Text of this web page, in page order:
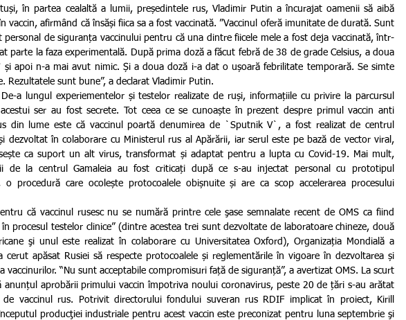
vaccin, afirmând că însăși fiica sa a fost vaccinată. ”Vaccinul oferă imunitate de durată. Sunt
personal de siguranța vaccinului pentru că una dintre fiicele mele a fost deja vaccinată, într-
parte la faza experimentală. După prima doză a făcut febră de 38 de grade Celsius, a doua
și apoi n-a mai avut nimic. Și a doua doză i-a dat o ușoară febrilitate temporară. Se simte
Rezultatele sunt bune”, a declarat Vladimir Putin.
ser au fost secrete. Tot ceea ce se cunoaște în prezent despre primul vaccin anti
din lume este că vaccinul poartă denumirea de `Sputnik V`, a fost realizat de centrul
dezvoltat în colaborare cu Ministerul rus al Apărării, iar serul este pe bază de vector viral,
ca suport un alt virus, transformat și adaptat pentru a lupta cu Covid-19. Mai mult,
de la centrul Gamaleia au fost criticați după ce s-au injectat personal cu prototipul
o procedură care ocolește protocoalele obișnuite și are ca scop accelerarea procesului
în procesul testelor clinice” (dintre acestea trei sunt dezvoltate de laboratoare chineze, două
şi unul este realizat în colaborare cu Universitatea Oxford), Organizația Mondială a
cerut apăsat Rusiei să respecte protocoalele și reglementările în vigoare în dezvoltarea și
vaccinurilor. “Nu sunt acceptabile compromisuri față de siguranță”, a avertizat OMS. La scurt
anunțul aprobării primului vaccin împotriva noului coronavirus, peste 20 de țări s-au arătat
de vaccinul rus. Potrivit directorului fondului suveran rus RDIF implicat în proiect, Kirill
producţiei industriale pentru acest vaccin este preconizat pentru luna septembrie şi